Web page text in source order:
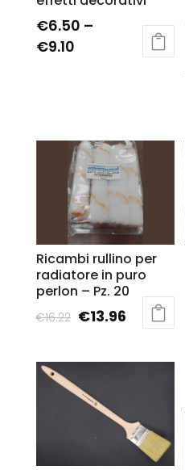
€6.50 –
€9.10
Ricambi rullino per
radiatore in puro
perlon – Pz. 20
€16.22 €13.96